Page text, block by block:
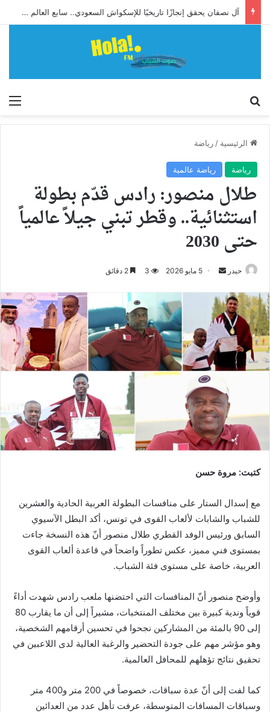
آل نصفان يحقق إنجازًا تاريخيًا للإسكواش السعودي.. سابع العالم وأول آسيوي يبلغ ربع نهائي بطولة العالم للشباب
الرئيسية / رياضة
رياضة رياضة عالمية
طلال منصور: رادس قدّم بطولة
استثنائية.. وقطر تبني جيلاً عالمياً
حتى 2030
حيدر
أرسل
إلكترونيا
5 مايو 2026 3
كتبت: مروة حسن
مع إسدال الستار على منافسات البطولة العربية الحادية والعشرين
للشباب والشابات لألعاب القوى في تونس، أكد البطل الآسيوي
السابق ورئيس الوفد القطري طلال منصور أنّ هذه النسخة جاءت
بمستوى فني مميز، عكس تطوراً واضحاً في قاعدة ألعاب القوى
العربية، خاصة على مستوى فئة الشباب.
وأوضح منصور أنّ المنافسات التي احتضنها ملعب رادس شهدت أداءً
قوياً وندية كبيرة بين مختلف المنتخبات، مشيراً إلى أن ما يقارب 80
إلى 90 بالمئة من المشاركين نجحوا في تحسين أرقامهم الشخصية،
وهو مؤشر مهم على جودة التحضير والرغبة العالية لدى اللاعبين في
تحقيق نتائج تؤهلهم للمحافل العالمية.
كما لفت إلى أنّ عدة سباقات، خصوصاً في 200 متر و400 متر
وسباقات المسافات المتوسطة، عرفت تأهل عدد من العدائين